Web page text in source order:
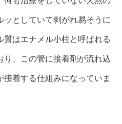
としていて剥がれ易そうに
質はエナメル小柱と呼ばれる
り、この管に接着剤が流れ込
着する仕組みになっていま